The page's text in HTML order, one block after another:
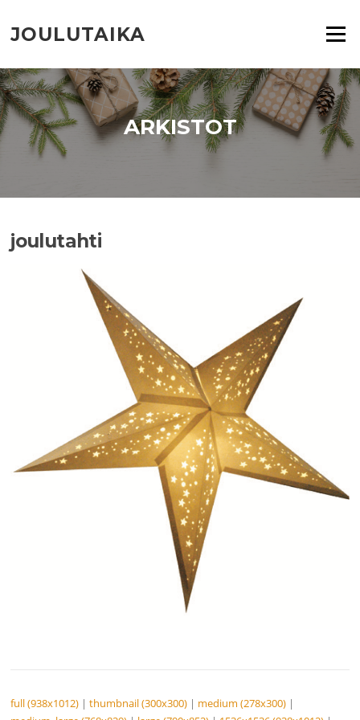
suoraan
sisältöön
JOULUTAIKA Valikko
ARKISTOT
joulutahti
full (938x1012) |thumbnail (300x300) | medium (278x300) |